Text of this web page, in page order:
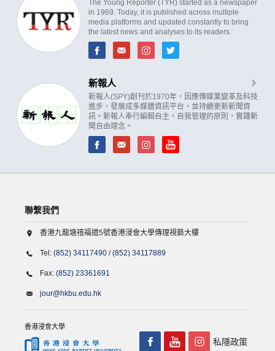
The Young Reporter (TYR) started as a newspaper
in 1969. Today, it is published across multiple
media platforms and updated constantly to bring
the latest news and analyses to its readers.
新報人
新報人(SPY)創刊於1970年，因應傳媒業變革及科技
進步，發展成多媒體資訊平台，並持續更新新聞資
訊。新報人奉行編輯自主，自我管理的原則，實踐新
聞自由理念。
聯繫我們
香港九龍塘禧福道5號香港浸會大學傳理視藝大樓
Tel: (852) 34117490 /(852) 34117889
Fax: (852) 23361691
jour@hkbu.edu.hk
香港浸會大學
私隱政策